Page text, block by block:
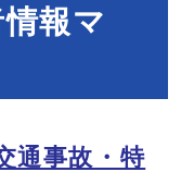
報マ
通事故・特